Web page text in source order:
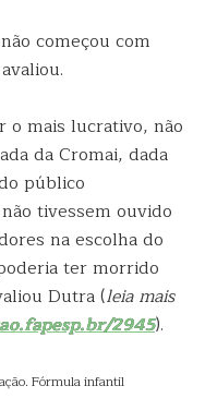
começou com
o mais lucrativo, não
da Cromai, dada
público
tivessem ouvido
na escolha do
ter morrido
Dutra (leia mais
2945).
Fórmula infantil